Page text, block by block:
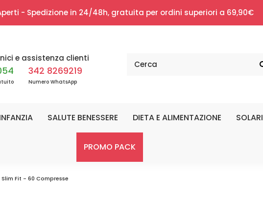
- Spedizione in 24/48h, gratuita per ordini superiori a 69,90€
e assistenza clienti
342 8269219
Numero WhatsApp
SALUTE BENESSERE DIETA E ALIMENTAZIONE SOLARI
PROMO PACK
Slim Fit - 60 Compresse